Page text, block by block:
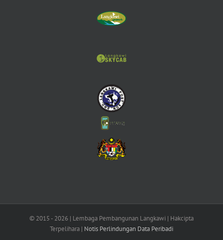
© 2015 - 2026 | Lembaga Pembangunan Langkawi | Hakcipta
Terpelihara | Notis Perlindungan Data Peribadi